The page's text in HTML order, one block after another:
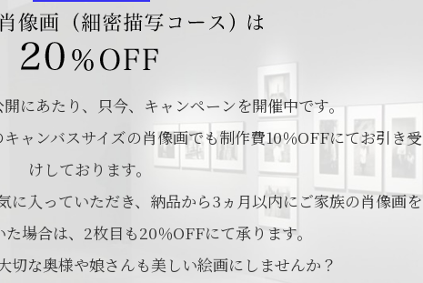
にあたり、只今、キャンペーンを開催中です。
ャンバスサイズの肖像画でも制作費10％OFFにてお引き受
けしております。
に入っていただき、納品から3ヵ月以内にご家族の肖像画を
場合は、2枚目も20％OFFにて承ります。
切な奥様や娘さんも美しい絵画にしませんか？